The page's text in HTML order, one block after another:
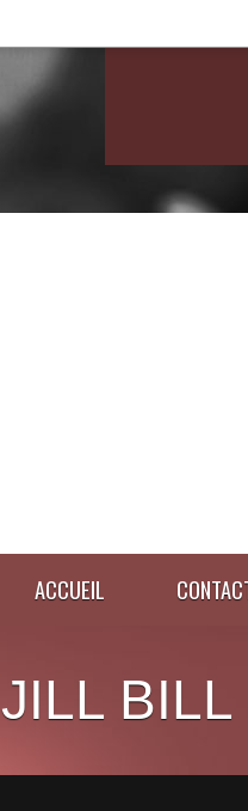
ACCUEIL
JILL BILL